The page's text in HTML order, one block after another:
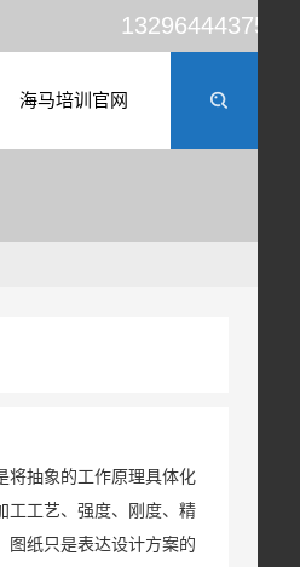
13296444375
海马培训官网
将抽象的工作原理具体化
工工艺、强度、刚度、精
图纸只是表达设计方案的